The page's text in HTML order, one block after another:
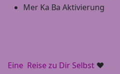
Mer Ka Ba Aktivierung
Eine Reise zu Dir Selbst ♥